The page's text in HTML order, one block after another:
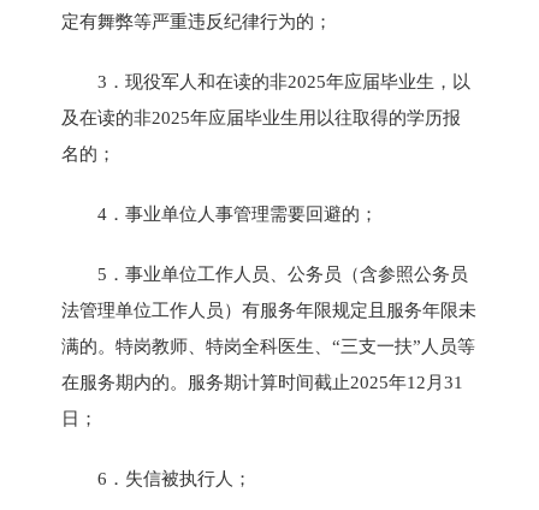
定有舞弊等严重违反纪律行为的；
3．现役军人和在读的非2025年应届毕业生，以
及在读的非2025年应届毕业生用以往取得的学历报
名的；
4．事业单位人事管理需要回避的；
5．事业单位工作人员、公务员（含参照公务员
法管理单位工作人员）有服务年限规定且服务年限未
满的。特岗教师、特岗全科医生、“三支一扶”人员等
在服务期内的。服务期计算时间截止2025年12月31
日；
6．失信被执行人；